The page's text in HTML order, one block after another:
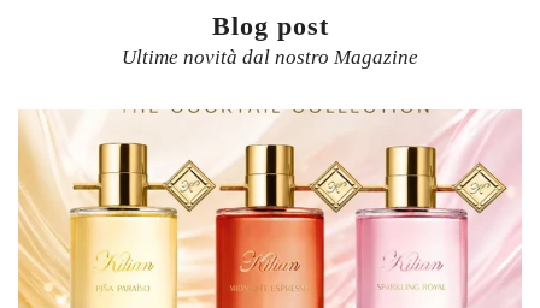
Blog post
Ultime novità dal nostro Magazine